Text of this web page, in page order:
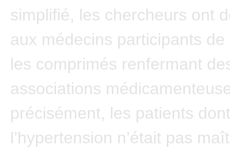
simplifié, les chercheurs ont
aux médecins participants
les comprimés renfermant
associations
précisément, les patients dont
l’hypertension n’était pas